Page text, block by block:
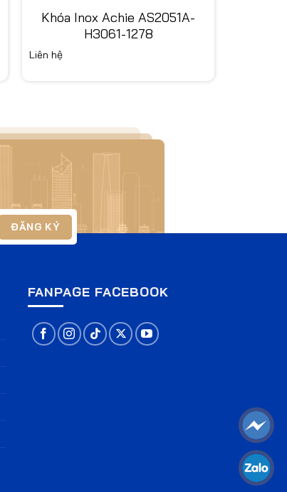
Khóa Inox Achie AS2051A-
H3061-1278
Liên hệ
FANPAGE FACEBOOK